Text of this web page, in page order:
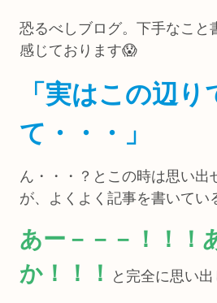
恐るべしブログ。下手なこと
感じております😱
「実はこの辺
て・・・」
ん・・・？とこの時は思い出
が、よくよく記事を書いてい
あー－－－！！！
か！！！
と完全に思い出